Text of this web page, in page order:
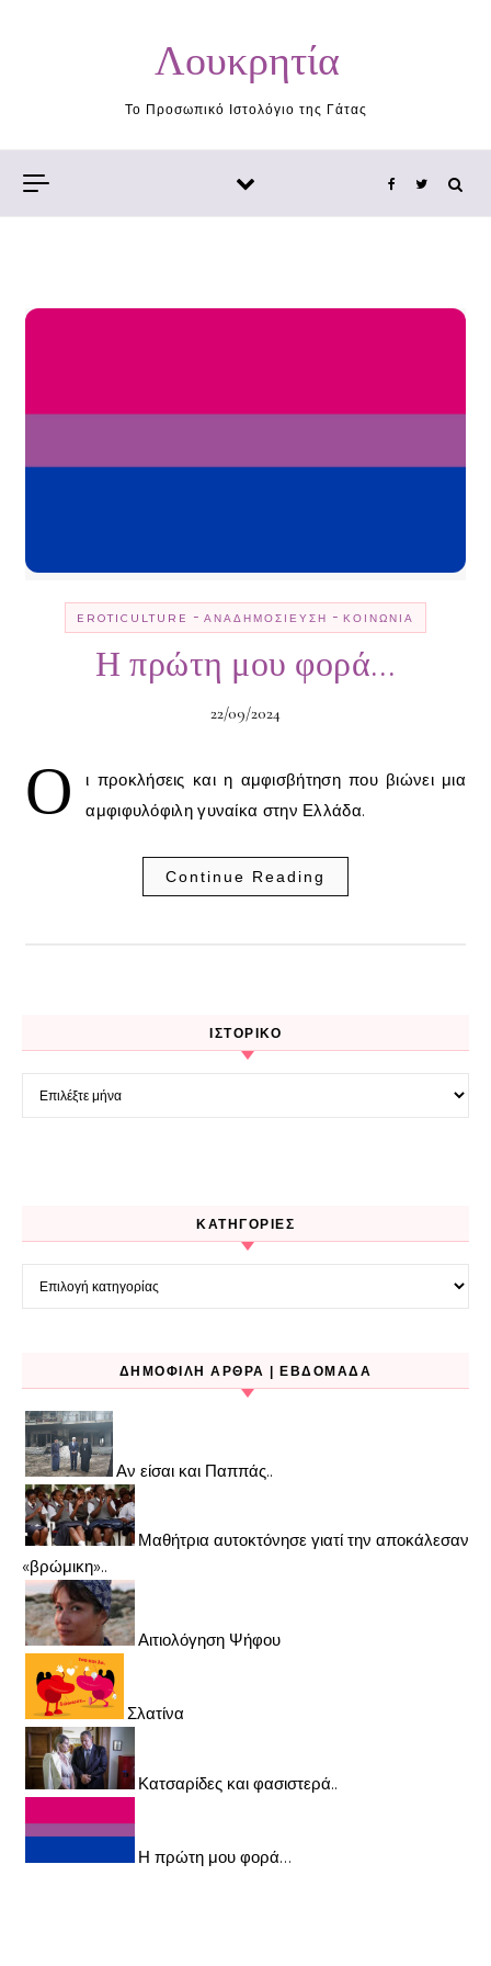
Λουκρητία
Το Προσωπικό Ιστολόγιο της Γάτας
EROTICULTURE - ΑΝΑΔΗΜΟΣΊΕΥΣΗ - ΚΟΙΝΩΝΊΑ
Η πρώτη μου φορά…
22/09/2024
Ο
ι προκλήσεις και η αμφισβήτηση που βιώνει μια
αμφιφυλόφιλη γυναίκα στην Ελλάδα.
Continue Reading
ΙΣΤΟΡΙΚΌ
Ιστορικό
KΑΤΗΓΟΡΊΕΣ
Kατηγορίες
ΔΗΜΟΦΙΛΉ ΆΡΘΡΑ | ΕΒΔΟΜΆΔΑ
Αν είσαι και Παππάς..
Μαθήτρια αυτοκτόνησε γιατί την αποκάλεσαν
«βρώμικη»..
Αιτιολόγηση Ψήφου
Σλατίνα
Κατσαρίδες και φασιστερά..
Η πρώτη μου φορά…